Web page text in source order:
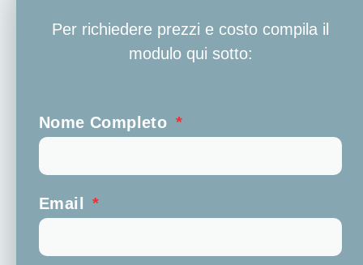
Per richiedere prezzi e costo compila il
modulo qui sotto:
Nome Completo
Email